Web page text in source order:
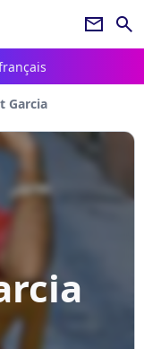
newsletter search
Garcia